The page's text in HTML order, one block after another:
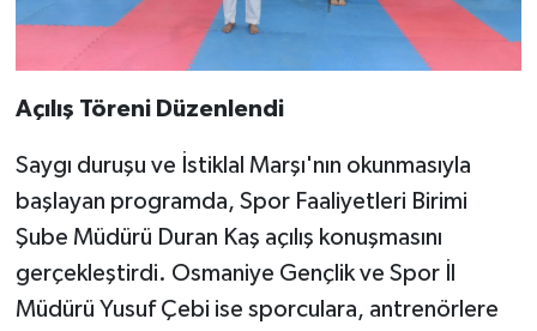
Açılış Töreni Düzenlendi
Saygı duruşu ve İstiklal Marşı'nın okunmasıyla
başlayan programda, Spor Faaliyetleri Birimi
Şube Müdürü Duran Kaş açılış konuşmasını
gerçekleştirdi. Osmaniye Gençlik ve Spor İl
Müdürü Yusuf Çebi ise sporculara, antrenörlere